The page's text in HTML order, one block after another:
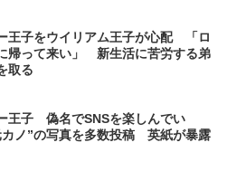
王子をウイリアム王子が心配 「ロ
帰って来い」 新生活に苦労する弟
取る
王子 偽名でSNSを楽しんでい
ノ”の写真を多数投稿 英紙が暴露